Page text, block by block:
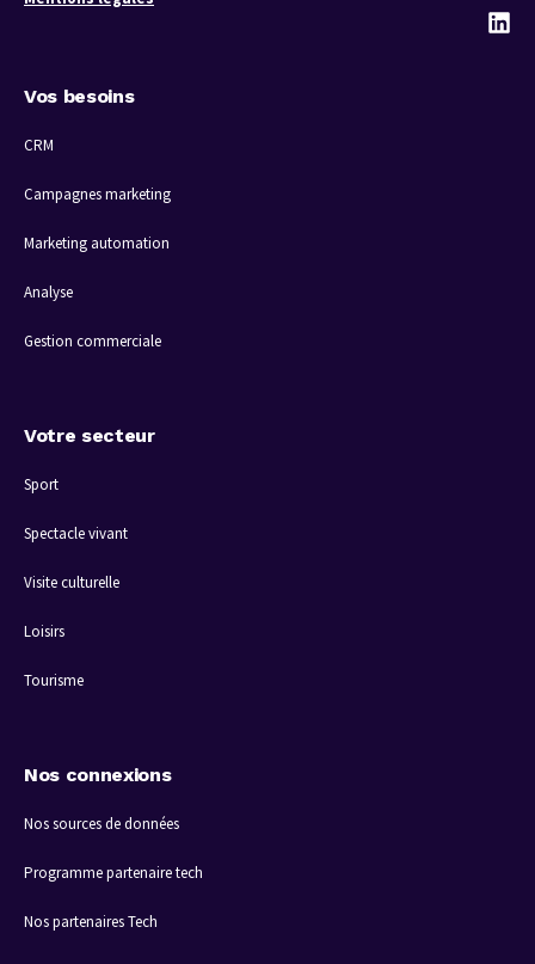
Vos besoins
CRM
Campagnes marketing
Marketing automation
Analyse
Gestion commerciale
Votre secteur
Sport
Spectacle vivant
Visite culturelle
Loisirs
Tourisme
Nos connexions
Nos sources de données
Programme partenaire tech
Nos partenaires Tech